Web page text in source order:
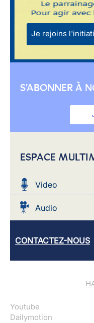
Je rejoins
S'ABONNER À
ESPACE
Video
Audio
CONTACTEZ-NOUS
Youtube
Dailymotion